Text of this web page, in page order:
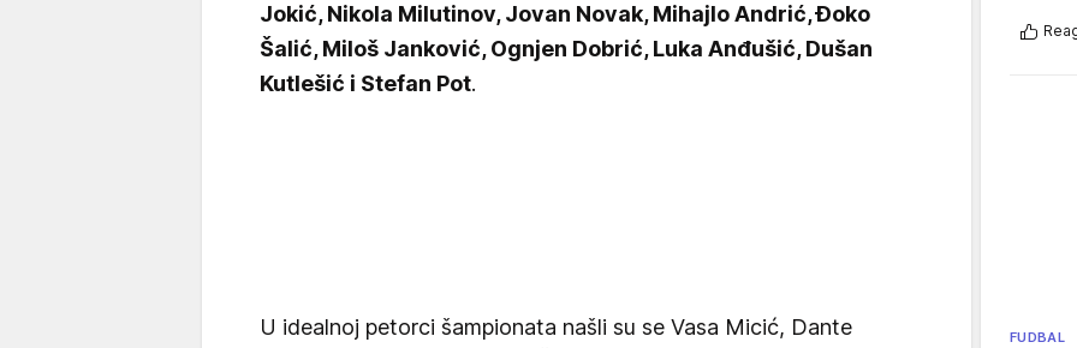
Jokić, Nikola Milutinov, Jovan Novak, Mihajlo Andrić, Đoko
Šalić, Miloš Janković, Ognjen Dobrić, Luka Anđušić, Dušan
Kutlešić i Stefan Pot.
U idealnoj petorci šampionata našli su se Vasa Micić, Dante
FUDBAL